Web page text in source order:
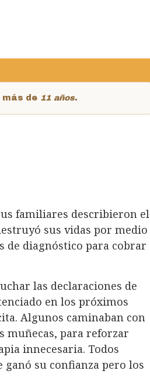
de 11 años.
familiares describieron el
sus vidas por medio
de diagnóstico para cobrar
las declaraciones de
en los próximos
Algunos caminaban con
muñecas, para reforzar
innecesaria. Todos
su confianza pero los